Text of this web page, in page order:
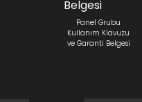
Panel Grubu
Kullanım Klavuzu
ve Garanti Belgesi